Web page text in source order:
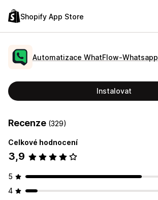
Shopify App Store
Automatizace WhatFlow‑Whatsapp
Instalovat
Recenze (329)
Celkové hodnocení
3,9
5
4